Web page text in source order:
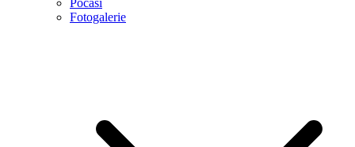
Počasí
Fotogalerie